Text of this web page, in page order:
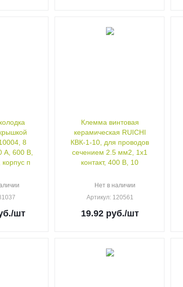
8
А, 600 В,
п
/шт
Клемма винтовая
керамическая RUICHI
КВК-1-10, для проводов
сечением 2.5 мм2, 1x1
контакт, 400 В, 10
Нет в наличии
Артикул: 120561
19.92руб./шт